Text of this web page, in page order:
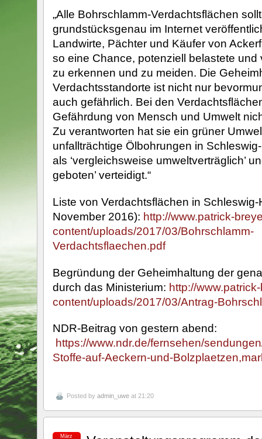
„Alle Bohrschlamm-Verdachtsflächen
grundstücksgenau im Internet
Landwirte, Pächter und Käufer von
so eine Chance, potenziell belastete und
zu erkennen und zu meiden. Die
Verdachtsstandorte ist nicht nur
auch gefährlich. Bei den
Gefährdung von Mensch und Umwelt
Zu verantworten hat sie ein grüner
unfallträchtige Ölbohrungen in
als ‘vergleichsweise umweltverträglich’
geboten’ verteidigt.“
Liste von Verdachtsflächen in
November 2016): http://www.patrick-
content/uploads/2017/03/Bohrschlamm-
Verdachtsflaechen.pdf
Begründung der Geheimhaltung der
durch das Ministerium: http://
content/uploads/2017/03/Antrag-
NDR-Beitrag von gestern abend:
https://www.ndr.de/fernsehen/
Stoffe-auf-Aeckern-und-
Posted by admin_uweat 21:20
März